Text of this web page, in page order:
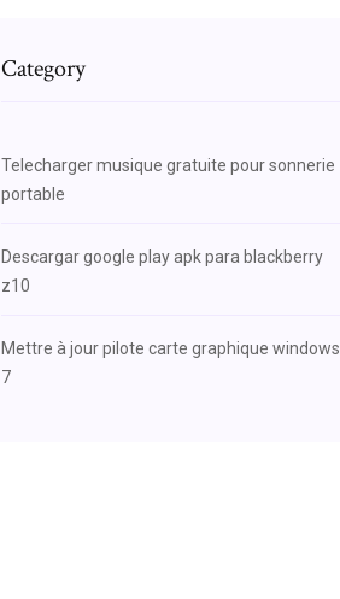
Category
Telecharger musique gratuite pour sonnerie
portable
Descargar google play apk para blackberry
z10
Mettre à jour pilote carte graphique windows
7